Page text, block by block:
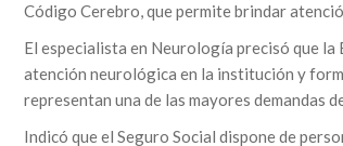
Código Cerebro, que permite brindar
El especialista en Neurología precisó que la
atención neurológica en la institución y
representan una de las mayores demandas
Indicó que el Seguro Social dispone de